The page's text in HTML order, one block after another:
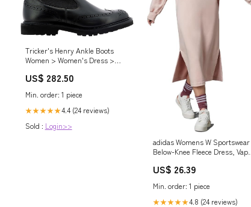
Tricker's Henry Ankle Boots
Women > Women's Dress >
US$ 282.50
Min. order: 1 piece
★★★★★4.4 (24 reviews)
Sold : Login>>
adidas Womens W Sportswear
Below-Knee Fleece Dress, Vapur
& Jewelry
US$ 26.39
Min. order: 1 piece
★★★★★4.8 (24 reviews)